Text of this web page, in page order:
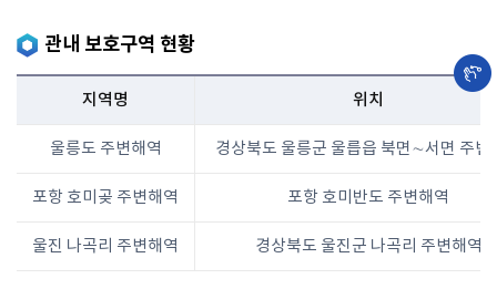
관내 보호구역 현황
지역명 위치
울릉도 주변해역 경상북도 울릉군 울릅읍 북면∼서면 주변
포항 호미곶 주변해역 포항 호미반도 주변해역
울진 나곡리 주변해역 경상북도 울진군 나곡리 주변해역